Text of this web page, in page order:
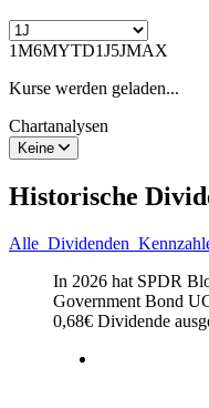
1M6MYTD1J5JMAX
Kurse werden geladen...
Chartanalysen
Keine
Historische
Alle Dividenden
In 2026 hat SPDR
Government Bond
0,68€ Dividende